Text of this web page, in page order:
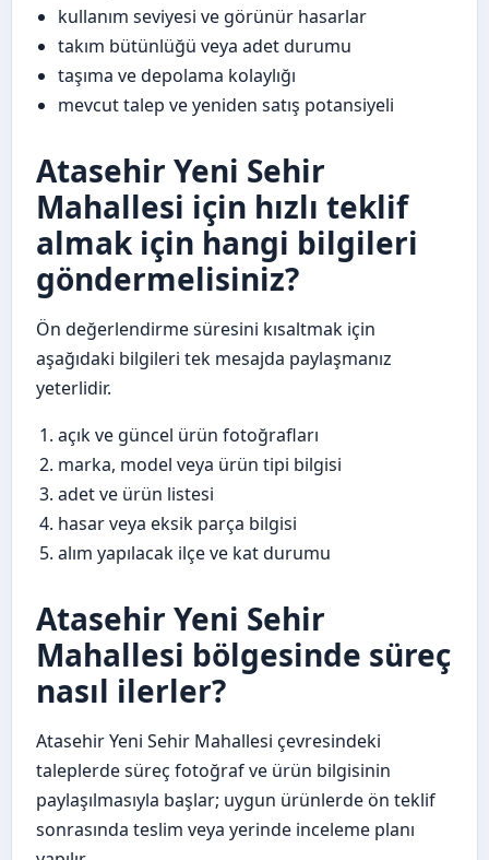
kullanım seviyesi ve görünür hasarlar
takım bütünlüğü veya adet durumu
taşıma ve depolama kolaylığı
mevcut talep ve yeniden satış potansiyeli
Atasehir Yeni Sehir
Mahallesi için hızlı teklif
almak için hangi bilgileri
göndermelisiniz?
Ön değerlendirme süresini kısaltmak için
aşağıdaki bilgileri tek mesajda paylaşmanız
yeterlidir.
açık ve güncel ürün fotoğrafları
marka, model veya ürün tipi bilgisi
adet ve ürün listesi
hasar veya eksik parça bilgisi
alım yapılacak ilçe ve kat durumu
Atasehir Yeni Sehir
Mahallesi bölgesinde süreç
nasıl ilerler?
Atasehir Yeni Sehir Mahallesi çevresindeki
taleplerde süreç fotoğraf ve ürün bilgisinin
paylaşılmasıyla başlar; uygun ürünlerde ön teklif
sonrasında teslim veya yerinde inceleme planı